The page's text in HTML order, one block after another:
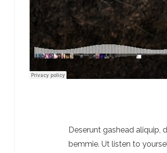
Deserunt gashead aliquip,
bemmie. Ut listen to